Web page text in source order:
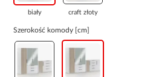
biały craft złoty
Szerokość komody [cm]